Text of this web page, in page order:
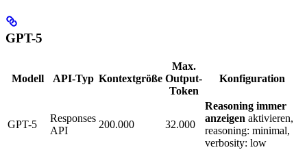
GPT-5
Modell API-Typ Kontextgröße
Max.
Output-
Token
Konfiguration
GPT-5
Responses
API
200.000 32.000
Reasoning immer
anzeigen aktivieren,
reasoning: minimal,
verbosity: low